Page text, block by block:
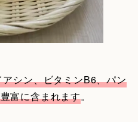
シン、ビタミンB6、パン
富に含まれます。